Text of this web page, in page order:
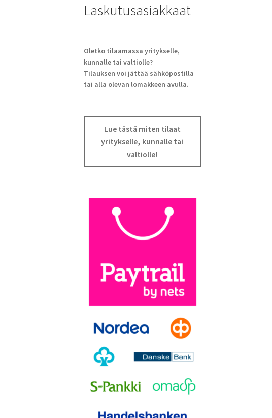
Laskutusasiakkaat
Oletko tilaamassa yritykselle,
kunnalle tai valtiolle?
Tilauksen voi jättää sähköpostilla
tai alla olevan lomakkeen avulla.
Lue tästä miten tilaat
yritykselle, kunnalle tai
valtiolle!